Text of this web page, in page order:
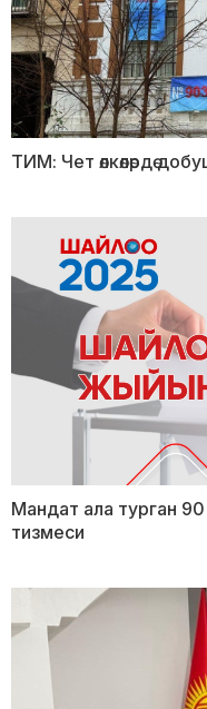
ТИМ: Чет өлкөлөрдө
Мандат ала турган
тизмеси